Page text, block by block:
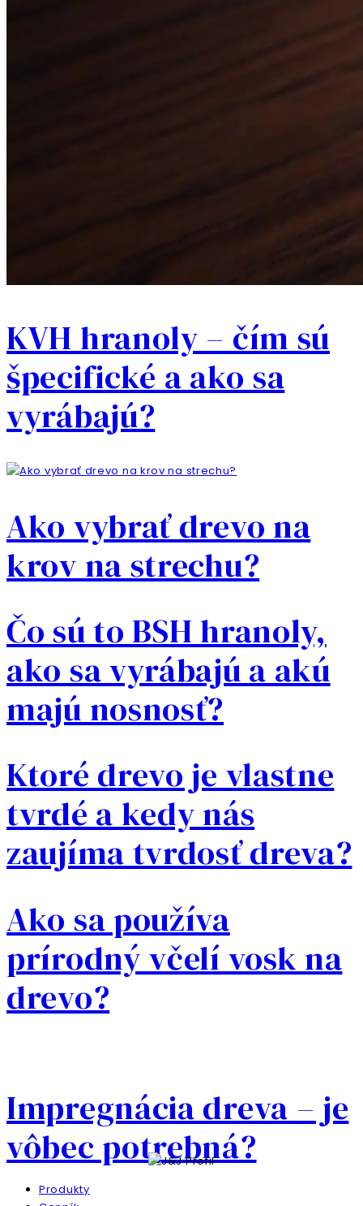
KVH hranoly – čím sú
špecifické a ako sa
vyrábajú?
Ako vybrať drevo na
krov na strechu?
Čo sú to BSH hranoly,
ako sa vyrábajú a akú
majú nosnosť?
Ktoré drevo je vlastne
tvrdé a kedy nás
zaujíma tvrdosť dreva?
Ako sa používa
prírodný včelí vosk na
drevo?
Impregnácia dreva – je
vôbec potrebná?
Produkty